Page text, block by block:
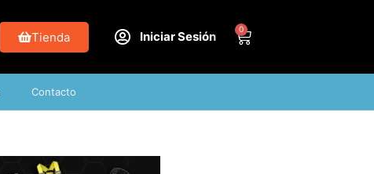
Tienda Iniciar Sesión
0
Contacto